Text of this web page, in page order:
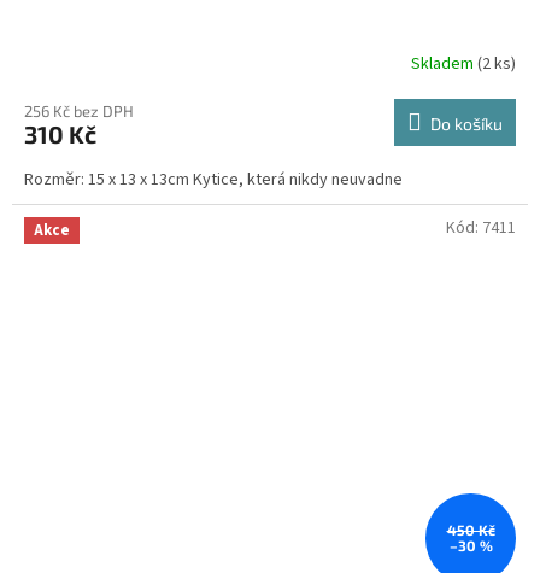
produktu
je
z
5
hvězdiček.
Skladem(2 ks)
256 Kč bez DPH
310 Kč Do košíku
Rozměr: 15 x 13 x 13cm Kytice, která nikdy neuvadne
Akce
450 Kč
–30 %
Kód: 7411